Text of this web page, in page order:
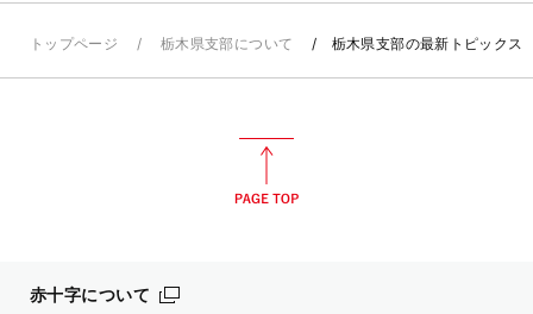
トップページ 栃木県支部について 栃木県支部の最新トピックス
赤十字について